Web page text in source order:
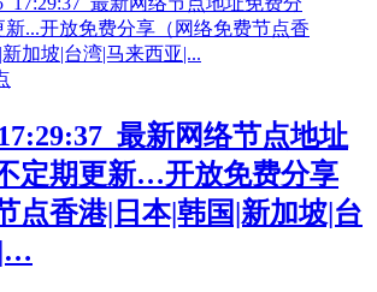
最新网络节点地址
定期更新…开放免费分享
点香港|日本|韩国|新加坡|台